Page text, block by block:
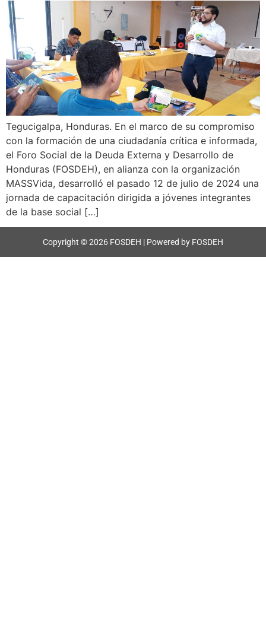
Tegucigalpa, Honduras. En el marco de su compromiso
con la formación de una ciudadanía crítica e informada,
el Foro Social de la Deuda Externa y Desarrollo de
Honduras (FOSDEH), en alianza con la organización
MASSVida, desarrolló el pasado 12 de julio de 2024 una
jornada de capacitación dirigida a jóvenes integrantes
de la base social […]
Copyright © 2026 FOSDEH | Powered by FOSDEH